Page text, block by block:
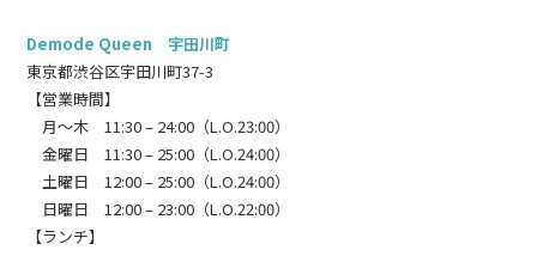
Demode Queen 宇田川町
東京都渋谷区宇田川町37-3
【営業時間】
月～木 11:30 – 24:00（L.O.23:00）
金曜日 11:30 – 25:00（L.O.24:00）
土曜日 12:00 – 25:00（L.O.24:00）
日曜日 12:00 – 23:00（L.O.22:00）
【ランチ】